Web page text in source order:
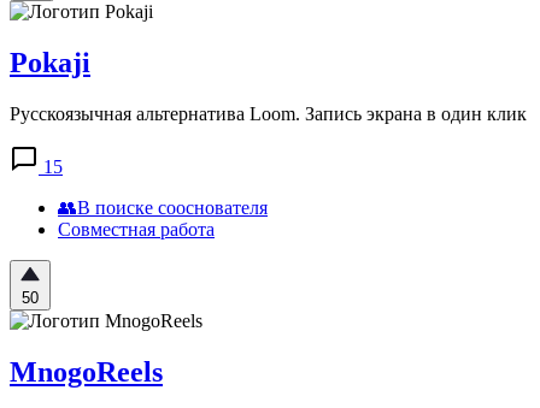
Pokaji
Русскоязычная альтернатива Loom. Запись экрана в один клик
15
👥В поиске сооснователя
Совместная работа
50
MnogoReels